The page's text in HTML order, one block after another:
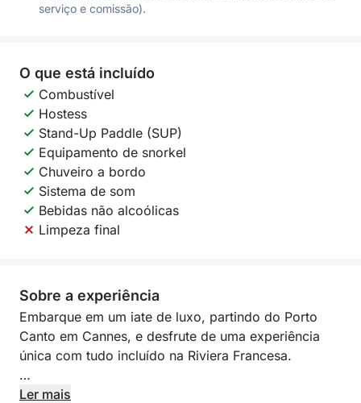
serviço e comissão).
O que está incluído
Combustível
Hostess
Stand-Up Paddle (SUP)
Equipamento de snorkel
Chuveiro a bordo
Sistema de som
Bebidas não alcoólicas
Limpeza final
Sobre a experiência
Embarque em um iate de luxo, partindo do Porto
Canto em Cannes, e desfrute de uma experiência
única com tudo incluído na Riviera Francesa.
Acompanhado por uma tripulação profissional,
Ler mais